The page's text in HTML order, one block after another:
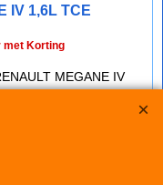
IV 1,6L TCE
met Korting
MEGANE IV